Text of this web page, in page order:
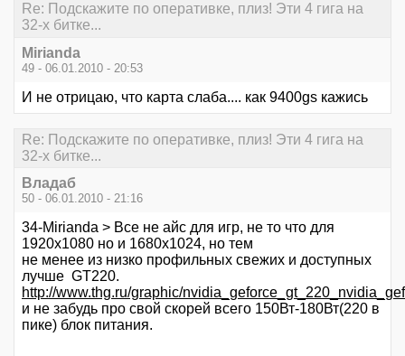
Re: Подскажите по оперативке, плиз! Эти 4 гига на
32-х битке...
Mirianda
49 - 06.01.2010 - 20:53
И не отрицаю, что карта слаба.... как 9400gs кажись
Re: Подскажите по оперативке, плиз! Эти 4 гига на
32-х битке...
Владаб
50 - 06.01.2010 - 21:16
34-Mirianda > Все не айс для игр, не то что для
1920х1080 но и 1680х1024, но тем
не менее из низко профильных свежих и доступных
лучше GT220.
http://www.thg.ru/graphic/
и не забудь про свой скорей всего 150Вт-180Вт(220 в
пике) блок питания.